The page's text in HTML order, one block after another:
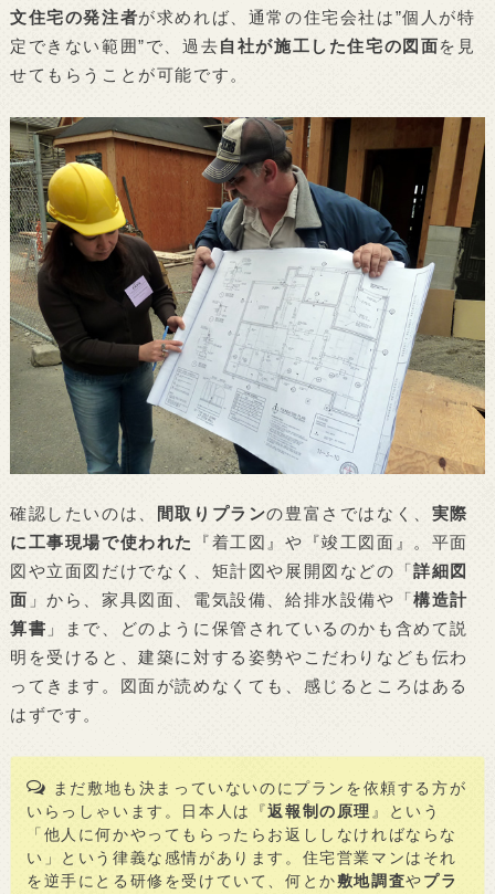
文住宅の発注者が求めれば、通常の住宅会社は”個人が特
定できない範囲”で、過去自社が施工した住宅の図面を見
せてもらうことが可能です。
確認したいのは、 間取りプランの豊富さではなく、 実際
に工事現場で使われた
『着工図』や『竣工図面』。平面
図や立面図だけでなく、矩計図や展開図などの「詳細図
面 」から、家具図面、電気設備、給排水設備や「構造計
算書 」まで、どのように保管されているのかも含めて説
明を受けると、建築に対する姿勢やこだわりなども伝わ
ってきます。図面が読めなくても、感じるところはある
はずです。
まだ敷地も決まっていないのにプランを依頼する方が
いらっしゃいます。日本人は『返報制の原理 』という
「他人に何かやってもらったらお返ししなければならな
い」という律義な感情があります。住宅営業マンはそれ
を逆手にとる研修を受けていて、何とか敷地調査やプラ